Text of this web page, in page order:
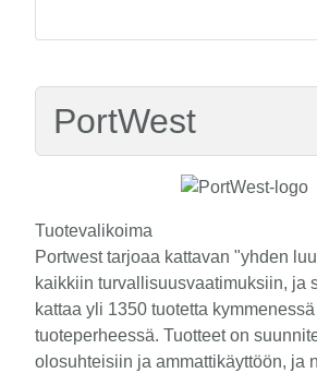
PortWest
Tuotevalikoima
Portwest tarjoaa kattavan "yhden
kaikkiin turvallisuusvaatimuksiin, ja
kattaa yli 1350 tuotetta
tuoteperheessä. Tuotteet on
olosuhteisiin ja ammattikäyttöön, ja